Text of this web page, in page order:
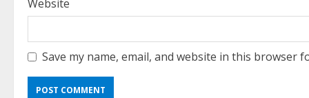
Website
Save my name, email, and website in this browser